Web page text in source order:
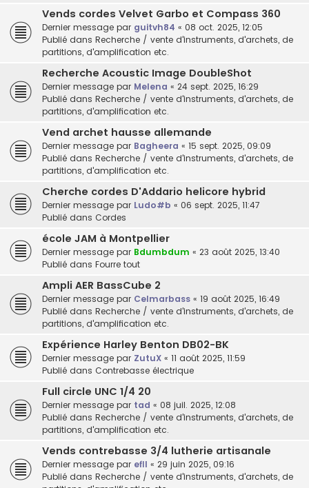
Vends cordes Velvet Garbo et Compass 360
Dernier message par guitvh84 « 08 oct. 2025, 12:05
Publié dans Recherche / vente d'instruments, d'archets, de
partitions, d'amplification etc.
Recherche Acoustic Image DoubleShot
Dernier message par Melena « 24 sept. 2025, 16:29
Publié dans Recherche / vente d'instruments, d'archets, de
partitions, d'amplification etc.
Vend archet hausse allemande
Dernier message par Bagheera « 15 sept. 2025, 09:09
Publié dans Recherche / vente d'instruments, d'archets, de
partitions, d'amplification etc.
Cherche cordes D'Addario helicore hybrid
Dernier message par Ludo#b « 06 sept. 2025, 11:47
Publié dans Cordes
école JAM à Montpellier
Dernier message par Bdumbdum « 23 août 2025, 13:40
Publié dans Fourre tout
Ampli AER BassCube 2
Dernier message par Celmarbass « 19 août 2025, 16:49
Publié dans Recherche / vente d'instruments, d'archets, de
partitions, d'amplification etc.
Expérience Harley Benton DB02-BK
Dernier message par ZutuX « 11 août 2025, 11:59
Publié dans Contrebasse électrique
Full circle UNC 1/4 20
Dernier message par tad « 08 juil. 2025, 12:08
Publié dans Recherche / vente d'instruments, d'archets, de
partitions, d'amplification etc.
Vends contrebasse 3/4 lutherie artisanale
Dernier message par efll « 29 juin 2025, 09:16
Publié dans Recherche / vente d'instruments, d'archets, de